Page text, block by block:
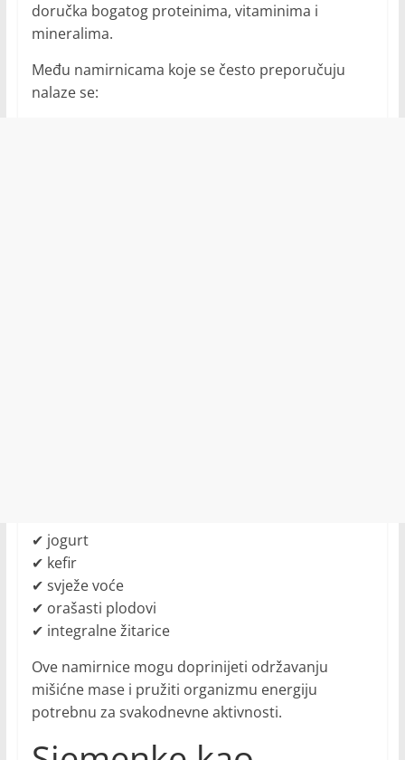
doručka bogatog proteinima, vitaminima i
mineralima.
Među namirnicama koje se često preporučuju
nalaze se:
✔ jogurt
✔ kefir
✔ svježe voće
✔ orašasti plodovi
✔ integralne žitarice
Ove namirnice mogu doprinijeti održavanju
mišićne mase i pružiti organizmu energiju
potrebnu za svakodnevne aktivnosti.